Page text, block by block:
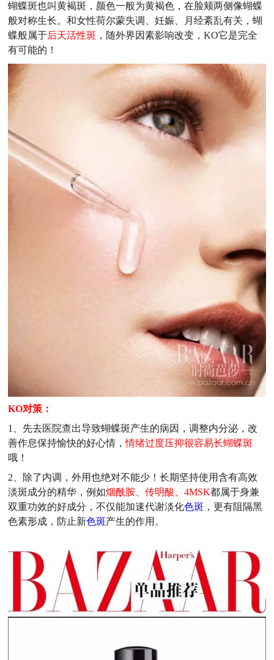
蝴蝶斑也叫黄褐斑，颜色一般为黄褐色，在脸颊两侧像蝴蝶
般对称生长。和女性荷尔蒙失调、妊娠、月经紊乱有关，蝴
蝶般属于后天活性斑 ，随外界因素影响改变，KO它是完全
有可能的！
KO对策：
1、先去医院查出导致蝴蝶斑产生的病因，调整内分泌，改
善作息保持愉快的好心情，情绪过度压抑很容易长蝴蝶斑
哦！
2、除了内调，外用也绝对不能少！长期坚持使用含有高效
淡斑成分的精华，例如烟酰胺、传明酸、4MSK都属于身兼
双重功效的好成分，不仅能加速代谢淡化色斑 ，更有阻隔黑
色素形成，防止新色斑产生的作用。